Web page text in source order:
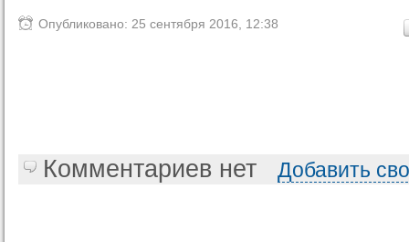
Опубликовано: 25 сентября 2016, 12:38
Комментариев нет Добавить